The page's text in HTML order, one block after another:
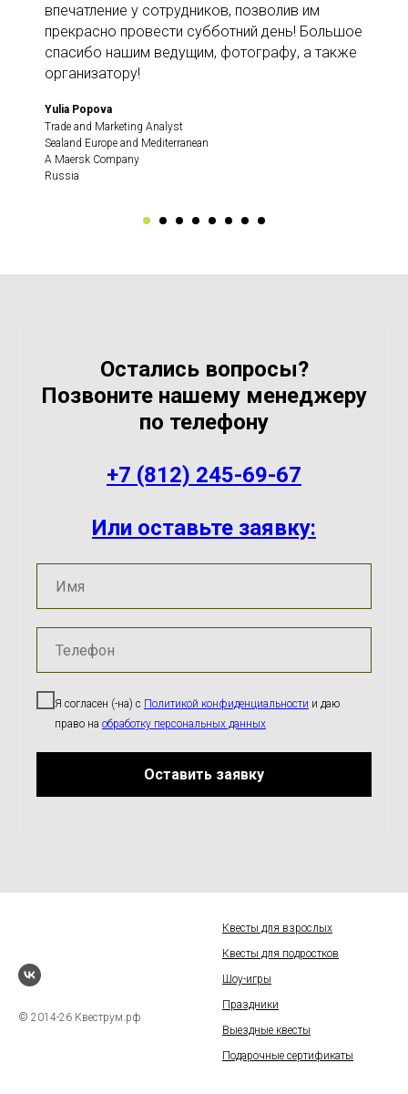
впечатление у сотрудников, позволив им
прекрасно провести субботний день! Большое
спасибо нашим ведущим, фотографу, а также
организатору!
Yulia Popova
Trade and Marketing Analyst
Sealand Europe and Mediterranean
A Maersk Company
Russia
Остались вопросы?
Позвоните нашему менеджеру
по телефону
+7 (812) 245-69-67
Или оставьте заявку:
Я согласен (-на) с Политикой конфиденциальности и даю
право на обработку персональных данных
Оставить заявку
© 2014-26 Квеструм.рф
Квесты для взрослых
Квесты для подростков
Шоу-игры
Праздники
Выездные квесты
Подарочные сертификаты